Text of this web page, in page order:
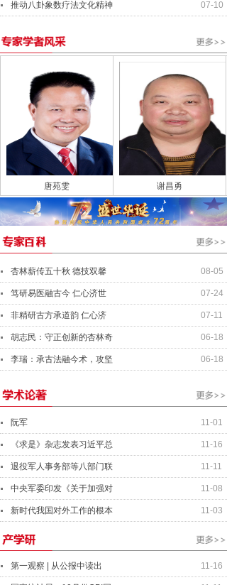
07-10
推动八卦象数疗法文化精神
唐苑雯 谢昌勇
08-05
杏林薪传五十秋 德技双馨
07-24
笃研易医融古今 仁心济世
07-11
非精研古方承道韵 仁心济
06-18
胡志民：守正创新的杏林奇
06-18
李瑞：承古法融今术，攻坚
11-01
阮军
11-16
《求是》杂志发表习近平总
11-11
退役军人事务部等八部门联
11-08
中央军委印发《关于加强对
11-03
新时代我国对外工作的根本
11-16
第一观察 | 从公报中读出